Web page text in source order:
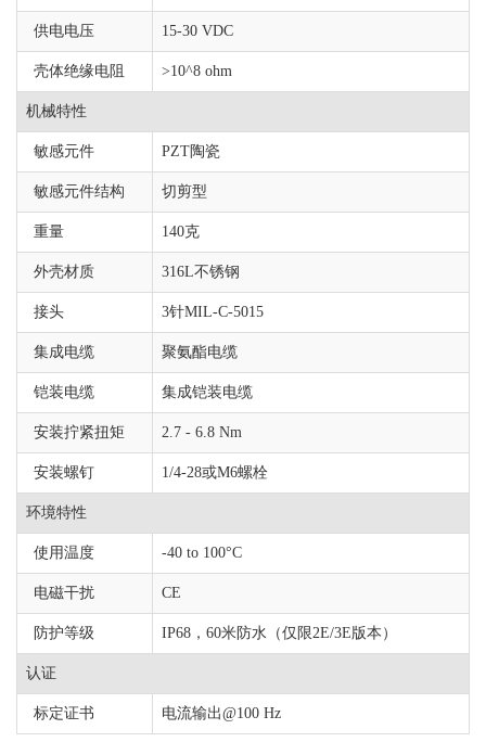
供电电压 15-30 VDC
壳体绝缘电阻 >10^8 ohm
机械特性
敏感元件 PZT陶瓷
敏感元件结构 切剪型
重量 140克
外壳材质 316L不锈钢
接头 3针MIL-C-5015
集成电缆 聚氨酯电缆
铠装电缆 集成铠装电缆
安装拧紧扭矩 2.7 - 6.8 Nm
安装螺钉 1/4-28或M6螺栓
环境特性
使用温度 -40 to 100°C
电磁干扰 CE
防护等级 IP68，60米防水（仅限2E/3E版本）
认证
标定证书 电流输出@100 Hz